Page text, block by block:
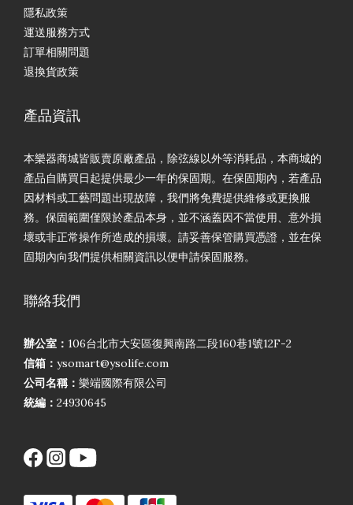
隱私政策
運送服務方式
訂單相關問題
退換貨政策
產品資訊
本樂器商城皆販賣原廠產品，除弦線以外等消耗品，本商城的
產品自購買日起提供最少一年的保固期。在保固期內，若產品
因材料或工藝問題出現故障，我們將免費提供維修或更換服
務。保固範圍僅限於產品本身，並不涵蓋因不當使用、意外損
壞或非正常操作所造成的損壞。請妥善保管購買憑證，並在保
固期內向我們提供相關資訊以便申請保固服務。
聯絡我們
辦公室： 106台北市大安區復興南路二段160巷1號12F-2
信箱： ysomart@ysolife.com
公司名稱： 樂端國際有限公司
統編： 24930645